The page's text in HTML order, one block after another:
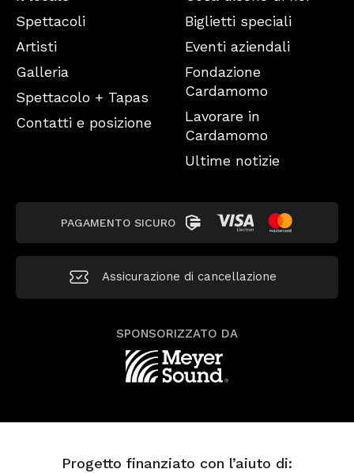
Spettacoli
Artisti
Galleria
Spettacolo + Tapas
Contatti e posizione
Biglietti speciali
Eventi aziendali
Fondazione
Cardamomo
Lavorare in
Cardamomo
Ultime notizie
PAGAMENTO SICURO
Assicurazione di cancellazione
SPONSORIZZATO DA
Progetto finanziato con l’aiuto di: